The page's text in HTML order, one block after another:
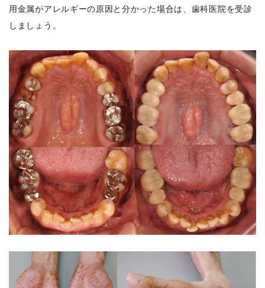
用金属がアレルギーの原因と分かった場合は、歯科医院を受診
しましょう。